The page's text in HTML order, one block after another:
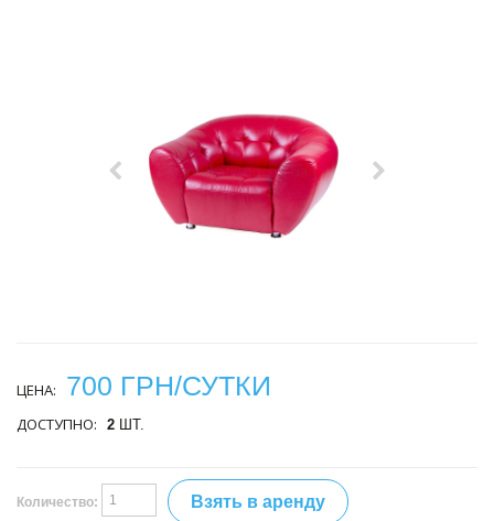
ЦЕНА: 700 ГРН/СУТКИ
ДОСТУПНО: 2 ШТ.
Количество: Взять в аренду